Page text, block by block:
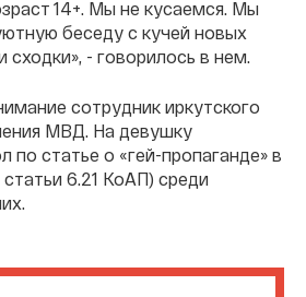
14+. Мы не кусаемся. Мы
беседу с кучей новых
- говорилось в нем.
сотрудник иркутского
МВД. На девушку
по статье о «гей-пропаганде» в
6.21 КоАП) среди